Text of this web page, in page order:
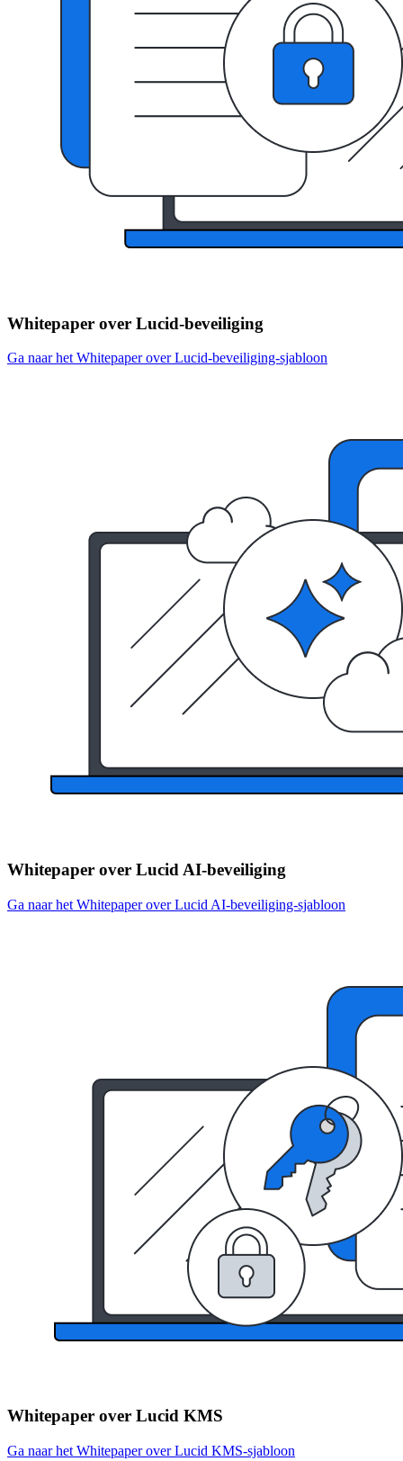
Whitepaper over Lucid-beveiliging
Ga naar het Whitepaper over Lucid-beveiliging-sjabloon
Whitepaper over Lucid AI-beveiliging
Ga naar het Whitepaper over Lucid AI-beveiliging-sjabloon
Whitepaper over Lucid KMS
Ga naar het Whitepaper over Lucid KMS-sjabloon